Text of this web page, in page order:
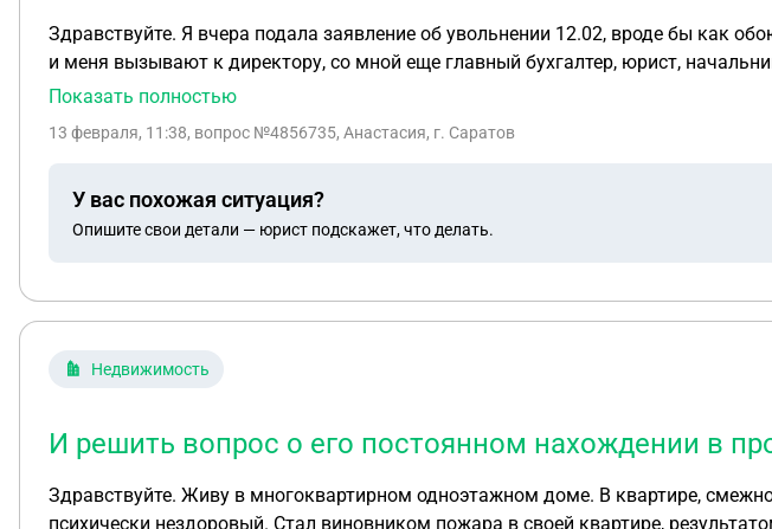
Здравствуйте. Я вчера подала заявление об увольнении 12.02, вроде бы как
и меня вызывают к директору, со мной еще главный бухгалтер, юрист,
какому-то не понятно списку, я работаю специалистом по охране труда. На
Показать полностью
13 февраля, 11:38, вопрос №4856735, Анастасия, г. Саратов
У вас похожая ситуация?
Опишите свои детали — юрист подскажет, что делать.
Недвижимость
И решить вопрос о его постоянном нахождении в
Здравствуйте. Живу в многоквартирном одноэтажном доме. В квартире,
психически нездоровый. Стал виновником пожара в своей квартире,